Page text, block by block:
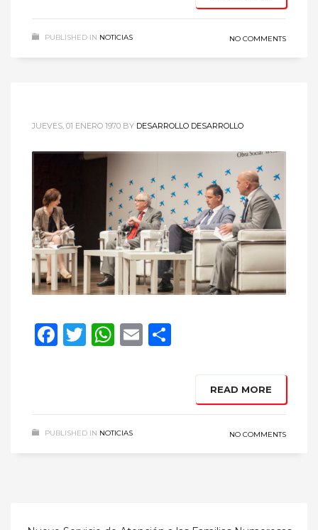
PUBLISHED IN NOTICIAS NO COMMENTS
JUEVES, 01 ENERO 1970 BY DESARROLLO DESARROLLO
Facebook
Twitter
WhatsApp
Email
READ MORE
PUBLISHED IN NOTICIAS NO COMMENTS